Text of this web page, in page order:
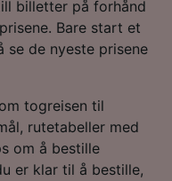
billetter på forhånd
Bare start et
se de nyeste prisene
togreisen til
rutetabeller med
om å bestille
er klar til å bestille,
development.